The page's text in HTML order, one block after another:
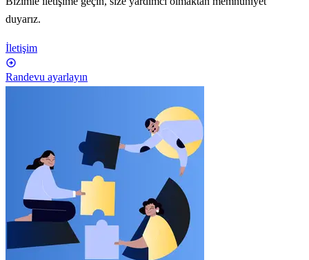
duyarız.
İletişim
Randevu ayarlayın